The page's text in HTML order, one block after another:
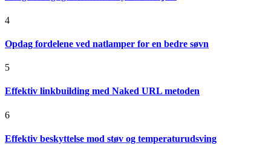
4
Opdag fordelene ved natlamper for en bedre søvn
5
Effektiv linkbuilding med Naked URL metoden
6
Effektiv beskyttelse mod støv og temperaturudsving